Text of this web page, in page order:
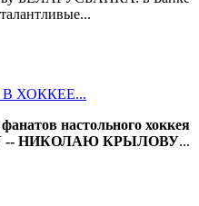
ХОККЕЕ...
настольного хоккея
-- НИКОЛАЮ КРЫЛОВУ...